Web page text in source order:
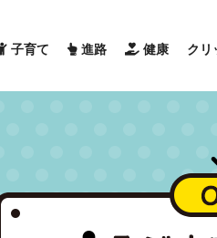
子育て 進路 健康 クリ